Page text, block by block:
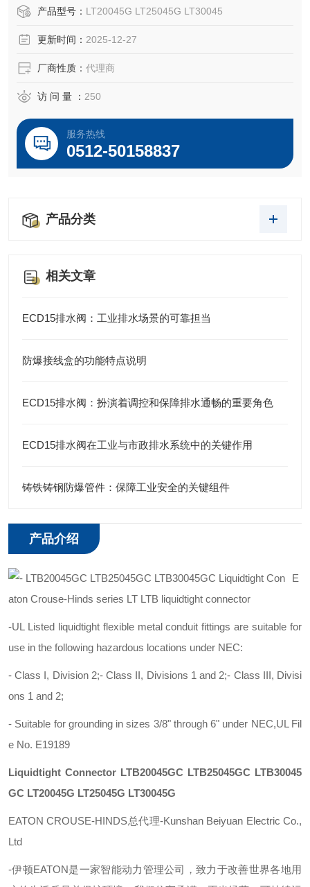
- Class III, Divisions 1 and 2;UL File No. E19189
产品型号： LT20045G LT25045G LT30045
更新时间： 2025-12-27
厂商性质： 代理商
访 问 量 ： 250
服务热线
0512-50158837
产品分类
相关文章
ECD15排水阀：工业排水场景的可靠担当
防爆接线盒的功能特点说明
ECD15排水阀：扮演着调控和保障排水通畅的重要角色
ECD15排水阀在工业与市政排水系统中的关键作用
铸铁铸钢防爆管件：保障工业安全的关键组件
产品介绍
E
aton Crouse-Hinds series LT LTB liquidtight connector
-UL Listed liquidtight flexible metal conduit fittings are suitable for
use in the following hazardous locations under NEC:
- Class I, Division 2;- Class II, Divisions 1 and 2;- Class III, Divisi
ons 1 and 2;
- Suitable for grounding in sizes 3/8" through 6" under NEC,UL Fil
e No. E19189
Liquidtight Connector LTB20045GC LTB25045GC LTB30045
GC LT20045G LT25045G LT30045G
EATON CROUSE-HINDS总代理-Kunshan Beiyuan Electric Co.,
Ltd
-伊顿EATON是一家智能动力管理公司，致力于改善世界各地用